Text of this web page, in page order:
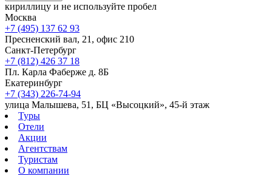
кириллицу и не используйте пробел
Москва
+7 (495) 137 62 93
Пресненский вал, 21, офис 210
Санкт-Петербург
+7 (812) 426 37 18
Пл. Карла Фаберже д. 8Б
Екатеринбург
+7 (343) 226-74-94
улица Малышева, 51, БЦ «Высоцкий», 45-й этаж
Туры
Отели
Акции
Агентствам
Туристам
О компании